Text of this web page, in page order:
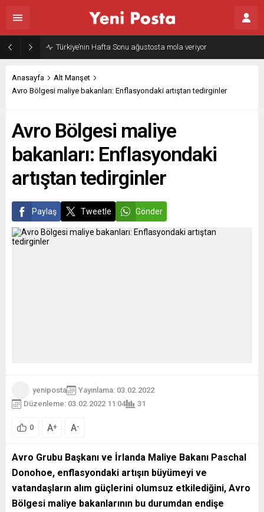
Türkiye’nin Hafta Sonu ağustosta mola veriyor
Anasayfa
Alt Manşet
Avro Bölgesi maliye bakanları: Enflasyondaki artıştan tedirginler
Avro Bölgesi maliye
bakanları: Enflasyondaki
artıştan tedirginler
Paylaş Tweetle Gönder
yeniposta
Yayınlama: 03.02.2022
Düzenleme: 03.02.2022 11:04
31
0 A+ A-
Avro Grubu Başkanı ve İrlanda Maliye Bakanı Paschal
Donohoe, enflasyondaki artışın büyümeyi ve
vatandaşların alım güçlerini olumsuz etkilediğini, Avro
Bölgesi maliye bakanlarının bu durumdan endişe